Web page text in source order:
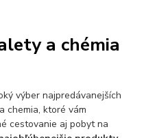
a chémia
výber najpredávanejších
chemia, ktoré vám
cestovanie aj pobyt na